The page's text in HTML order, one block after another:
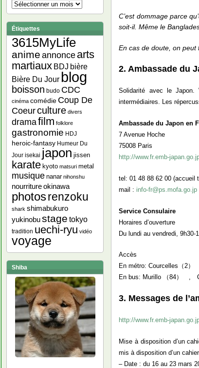
C’est dommage parce
soit-il. Même le
En cas de doute, on peut
2. Ambassade du
Solidarité avec le Japon.
intermédiaires. Les
Ambassade du Japon en
7 Avenue Hoche
75008 Paris
http://www.fr.emb-
tel: 01 48 88 62 00 (accueil
mail : info-fr@ps.mofa.go.jp
Service Consulaire
Horaires d’ouverture
Du lundi au vendredi, 9h30-
Accès
En métro: Courcelles（2
En bus: Murillo （84） ,
3. Messages de
http://www.fr.emb-
Mise à disposition d’un
mis à disposition d’un
– Date : du 16 au 23 mars
Anciens
articles
Étiquettes
3615MyLife
anime annonce arts
martiaux BDJ bière
Bière Du Jour blog
boisson budo CDC
cinéma comédie Coup De
Coeurculture divers
dramafilm folklore
gastronomie HDJ
heroic-fantasy Humeur Du
Jour isekai japon jissen
karate kyoto matsuri metal
musique nanar nihonshu
nourriture okinawa
photosrenzoku
shark shimabukuro
yukinobu stage tokyo
tradition uechi-ryu vidéo
voyage
Shiba